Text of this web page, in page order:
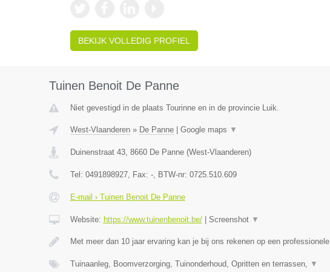
BEKIJK VOLLEDIG PROFIEL
Tuinen Benoit De Panne
Niet gevestigd in de plaats Tourinne en in de provincie Luik.
West-Vlaanderen» De Panne| Google maps ▼
Duinenstraat 43, 8660 De Panne(West-Vlaanderen)
Tel: 0491898927, Fax: -, BTW-nr: 0725.510.609
E-mail › Tuinen Benoit De Panne
Website: https://www.tuinenbenoit.be/| Screenshot ▼
Met meer dan 10 jaar ervaring kan je bij ons rekenen op een professionele
Tuinaanleg, Boomverzorging, Tuinonderhoud, Opritten en terrassen, ▼